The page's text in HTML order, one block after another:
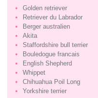
Golden retriever
Retriever du Labrador
Berger australien
Akita
Staffordshire bull terrier
Bouledogue francais
English Shepherd
Whippet
Chihuahua Poil Long
Yorkshire terrier